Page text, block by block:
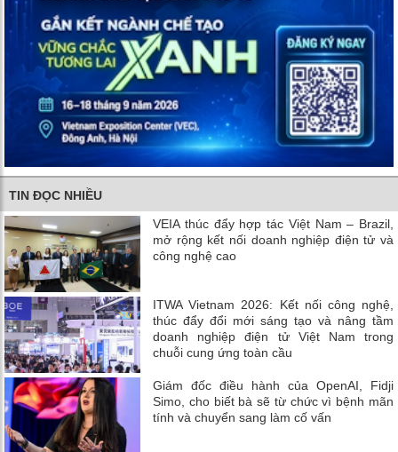
TIN ĐỌC NHIỀU
VEIA thúc đẩy hợp tác Việt Nam – Brazil,
mở rộng kết nối doanh nghiệp điện tử và
công nghệ cao
ITWA Vietnam 2026: Kết nối công nghệ,
thúc đẩy đổi mới sáng tạo và nâng tầm
doanh nghiệp điện tử Việt Nam trong
chuỗi cung ứng toàn cầu
Giám đốc điều hành của OpenAI, Fidji
Simo, cho biết bà sẽ từ chức vì bệnh mãn
tính và chuyển sang làm cố vấn